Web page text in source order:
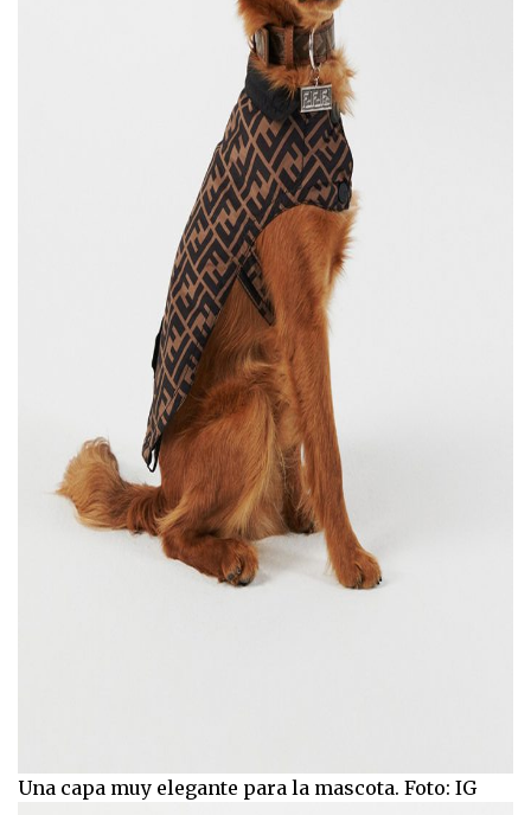
Una capa muy elegante para la mascota. Foto: IG